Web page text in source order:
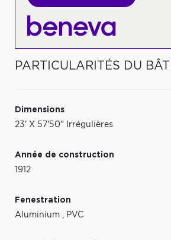
PARTICULARITÉS DU
Dimensions
23' X 57'50" Irrégulières
Année de construction
1912
Fenestration
Aluminium , PVC